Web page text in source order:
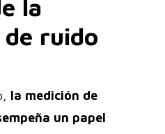
la
ruido
la medición de
un papel